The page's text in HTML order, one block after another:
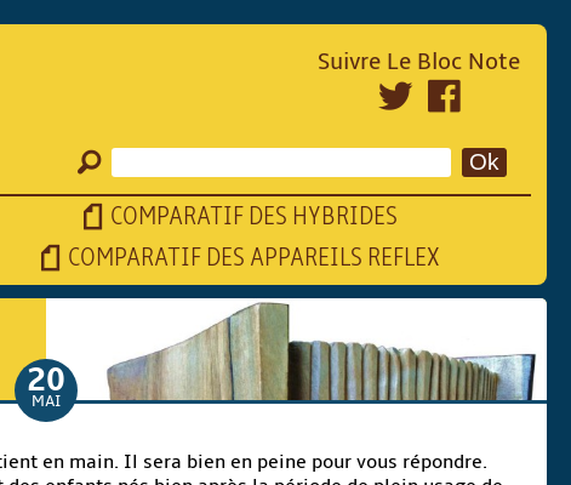
COMPARATIF DES HYBRIDES
COMPARATIF DES APPAREILS REFLEX
Suivre Le Bloc Note
20
MAI
en main. Il sera bien en peine pour vous répondre.